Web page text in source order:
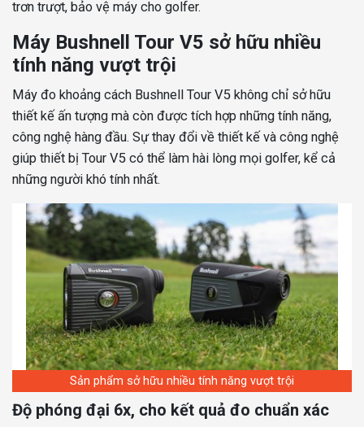
trơn trượt, bảo vệ máy cho golfer.
Máy Bushnell Tour V5 sở hữu nhiều
tính năng vượt trội
Máy đo khoảng cách Bushnell Tour V5 không chỉ sở hữu
thiết kế ấn tượng mà còn được tích hợp những tính năng,
công nghệ hàng đầu. Sự thay đổi về thiết kế và công nghệ
giúp thiết bị Tour V5 có thể làm hài lòng mọi golfer, kể cả
những người khó tính nhất.
Sản phẩm sở hữu nhiều tính năng vượt trội
Độ phóng đại 6x, cho kết quả đo chuẩn xác